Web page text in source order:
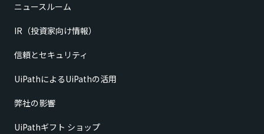
ニュースルーム
IR（投資家向け情報）
信頼とセキュリティ
UiPathによるUiPathの活用
弊社の影響
UiPathギフト ショップ